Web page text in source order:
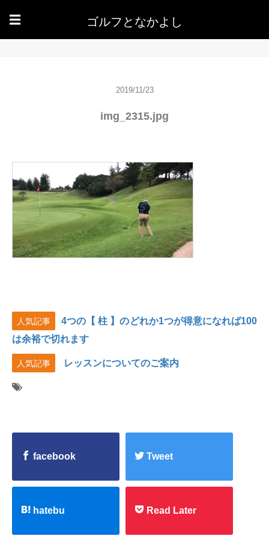
☰ ゴルフとなかよし
2019/11/23
img_2315.jpg
人気記事
4つの【 柱 】のどれか1つが得意になれば100
は余裕で切れます
人気記事 レッスンについてのご案内
facebook Tweet
hatebu Read Later